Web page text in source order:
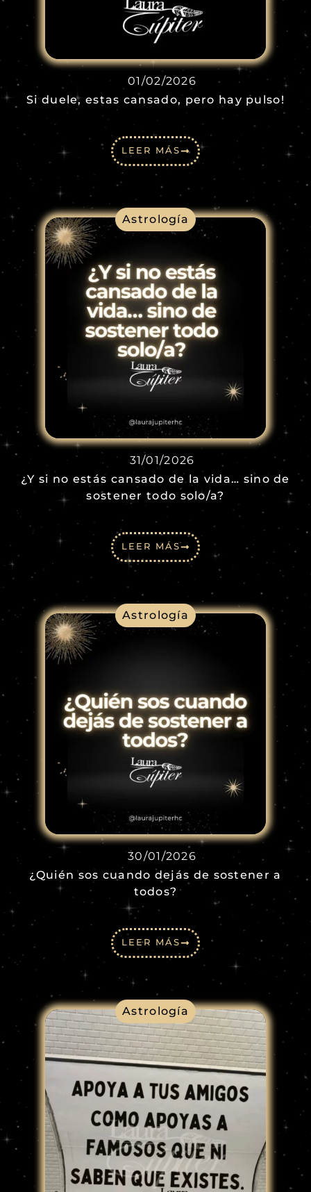
01/02/2026
Si duele, estas cansado, pero hay pulso!
LEER MÁS
Astrología
31/01/2026
¿Y si no estás cansado de la vida… sino de
sostener todo solo/a?
LEER MÁS
Astrología
30/01/2026
¿Quién sos cuando dejás de sostener a
todos?
LEER MÁS
Astrología